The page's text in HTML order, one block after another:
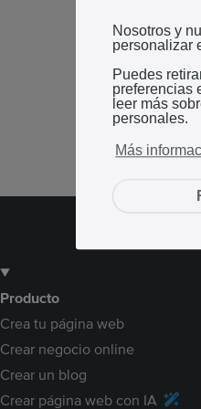
Producto
Crea tu página web
Crear negocio online
Crear un blog
Crear página web con IA
Nosotros y
personalizar
Puedes
preferencias
leer más
personales.
Más